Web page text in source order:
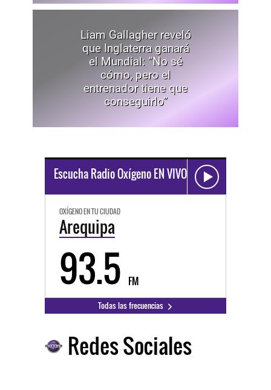
Liam Gallagher reveló
que Inglaterra ganará
el Mundial: “No sé
cómo, pero el
entrenador tiene que
conseguirlo”
Escucha Radio Oxígeno EN VIVO
OXÍGENO EN TU CIUDAD
Arequipa
93.5 FM
Todas las frecuencias
Redes Sociales